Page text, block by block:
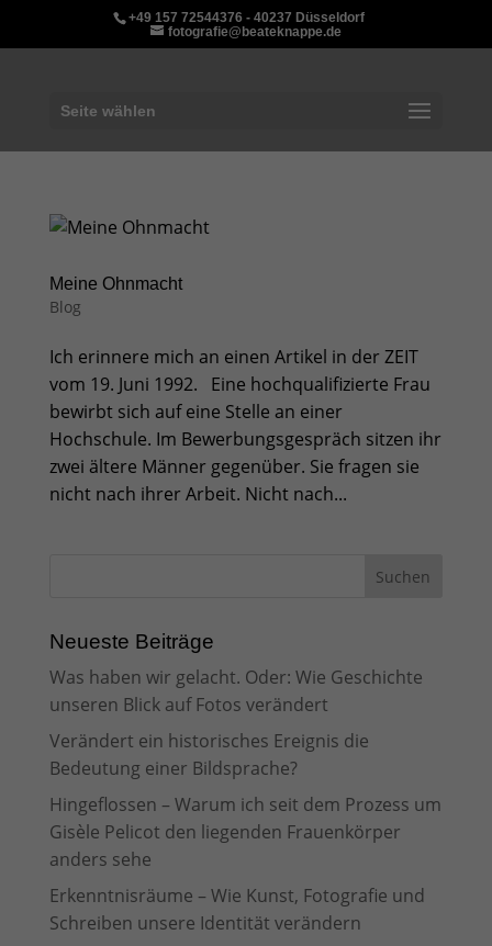
+49 157 72544376 - 40237 Düsseldorf
fotografie@beateknappe.de
Seite wählen
Meine Ohnmacht
Blog
Ich erinnere mich an einen Artikel in der ZEIT
vom 19. Juni 1992. Eine hochqualifizierte Frau
bewirbt sich auf eine Stelle an einer
Hochschule. Im Bewerbungsgespräch sitzen ihr
zwei ältere Männer gegenüber. Sie fragen sie
nicht nach ihrer Arbeit. Nicht nach...
Neueste Beiträge
Was haben wir gelacht. Oder: Wie Geschichte
unseren Blick auf Fotos verändert
Verändert ein historisches Ereignis die
Bedeutung einer Bildsprache?
Hingeflossen – Warum ich seit dem Prozess um
Gisèle Pelicot den liegenden Frauenkörper
anders sehe
Erkenntnisräume – Wie Kunst, Fotografie und
Schreiben unsere Identität verändern